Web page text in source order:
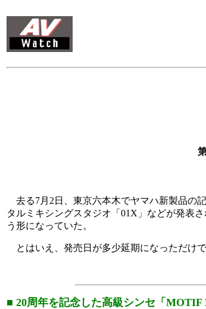
去る7月2日、東京六本木でヤマハ新製品の
タルミキシングスタジオ「01X」などが発表
う形になっていた。
とはいえ、発売日が多少延期になっただけ
■ 20周年を記念した高級シンセ「MOTIF